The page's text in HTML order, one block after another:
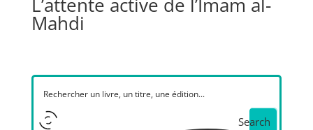
Mahdi
Search